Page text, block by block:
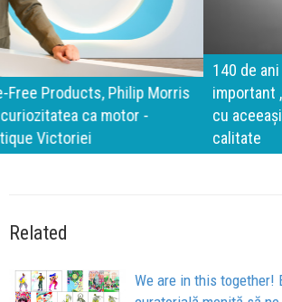
140 de ani de Mercedes-Benz. Ramona
important „test al timpului” este să
cu aceeași responsabilitate față de
calitate
Related
We are in this together!